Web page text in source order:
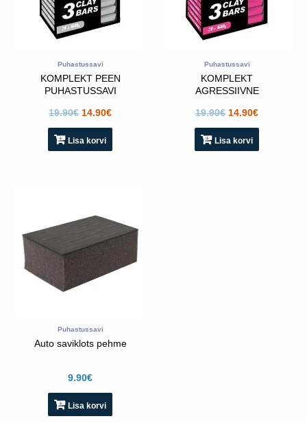
Puhastussavi
KOMPLEKT PEEN
PUHASTUSSAVI
19.90€ 14.90€
Lisa korvi
Puhastussavi
KOMPLEKT
AGRESSIIVNE
TONYIN- 3x50g
19.90€ 14.90€
Lisa korvi
Puhastussavi
Auto saviklots pehme
9.90€
Lisa korvi